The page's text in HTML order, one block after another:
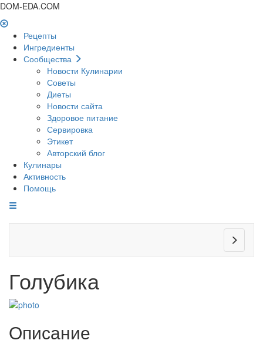
DOM-EDA.COM
Рецепты
Ингредиенты
Сообщества
Новости Кулинарии
Советы
Диеты
Новости сайта
Здоровое питание
Сервировка
Этикет
Авторский блог
Кулинары
Активность
Помощь
Голубика
Описание